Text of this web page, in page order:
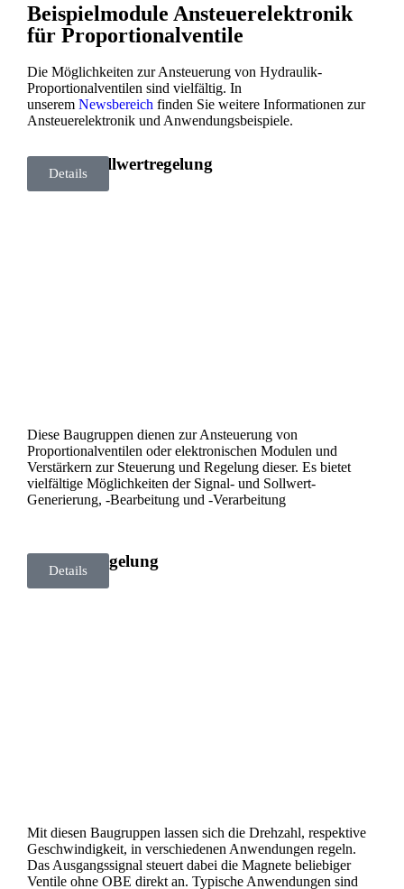
Beispielmodule Ansteuerelektronik
für Proportionalventile
Die Möglichkeiten zur Ansteuerung von Hydraulik-
Proportionalventilen sind vielfältig. In
unserem Newsbereich finden Sie weitere Informationen zur
Ansteuerelektronik und Anwendungsbeispiele.
Digitale Sollwertregelung
Diese Baugruppen dienen zur Ansteuerung von
Proportionalventilen oder elektronischen Modulen und
Verstärkern zur Steuerung und Regelung dieser. Es bietet
vielfältige Möglichkeiten der Signal- und Sollwert-
Generierung, -Bearbeitung und -Verarbeitung
Details
Drehzahlregelung
Mit diesen Baugruppen lassen sich die Drehzahl, respektive
Geschwindigkeit, in verschiedenen Anwendungen regeln.
Das Ausgangssignal steuert dabei die Magnete beliebiger
Ventile ohne OBE direkt an. Typische Anwendungen sind
Details